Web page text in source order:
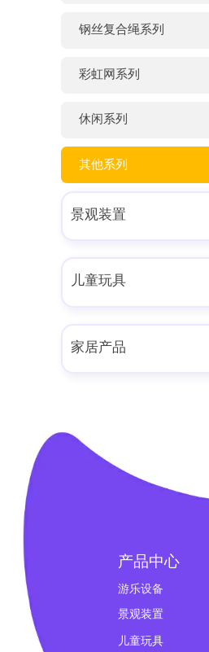
钢丝复合绳系列
彩虹网系列
休闲系列
其他系列
景观装置
儿童玩具
家居产品
产品中心
游乐设备
景观装置
儿童玩具